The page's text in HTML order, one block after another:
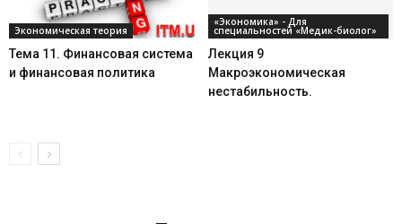
Экономическая теория
Тема 11. Финансовая система
и финансовая политика
«Экономика» - Для
специальностей «Медик-биолог»
Лекция 9
Макроэкономическая
нестабильность.